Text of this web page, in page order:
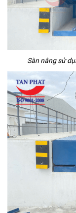
Sàn nâng sử